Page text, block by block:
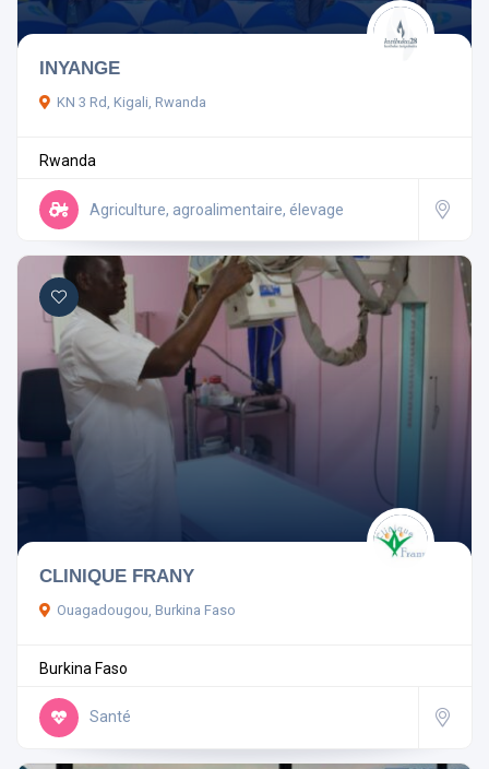
INYANGE
KN 3 Rd, Kigali, Rwanda
Rwanda
Agriculture, agroalimentaire, élevage
CLINIQUE FRANY
Ouagadougou, Burkina Faso
Burkina Faso
Santé